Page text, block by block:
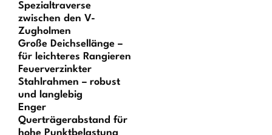
Spezialtraverse
zwischen den V-
Zugholmen
Große Deichsellänge –
für leichteres Rangieren
Feuerverzinkter
Stahlrahmen – robust
und langlebig
Enger
Querträgerabstand für